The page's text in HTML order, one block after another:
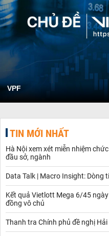
VPF
TIN MỚI NHẤT
Hà Nội xem xét miễn nhiệm
đầu sở, ngành
Data Talk | Macro Insight: Dòng
Kết quả Vietlott Mega 6/45
đồng vô chủ
Thanh tra Chính phủ đề nghị